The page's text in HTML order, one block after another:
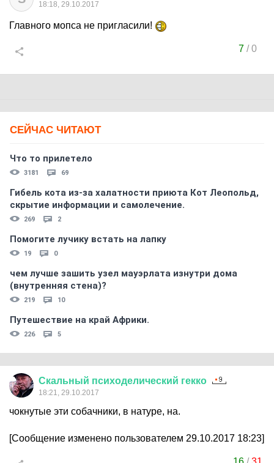
18:18, 29.10.2017
Главного мопса не пригласили!
7/0
СЕЙЧАС ЧИТАЮТ
Что то прилетело
3181 69
Гибель кота из-за халатности приюта Кот Леопольд,
скрытиe информации и самолечение.
269 2
Помогите лучику встать на лапку
19 0
чем лучше зашить узел мауэрлата изнутри дома
(внутренняя стена)?
219 10
Путешествие на край Африки.
226 5
Скальный психоделический гекко
18:21, 29.10.2017
чокнутые эти собачники, в натуре, на.
[Сообщение изменено пользователем 29.10.2017 18:23]